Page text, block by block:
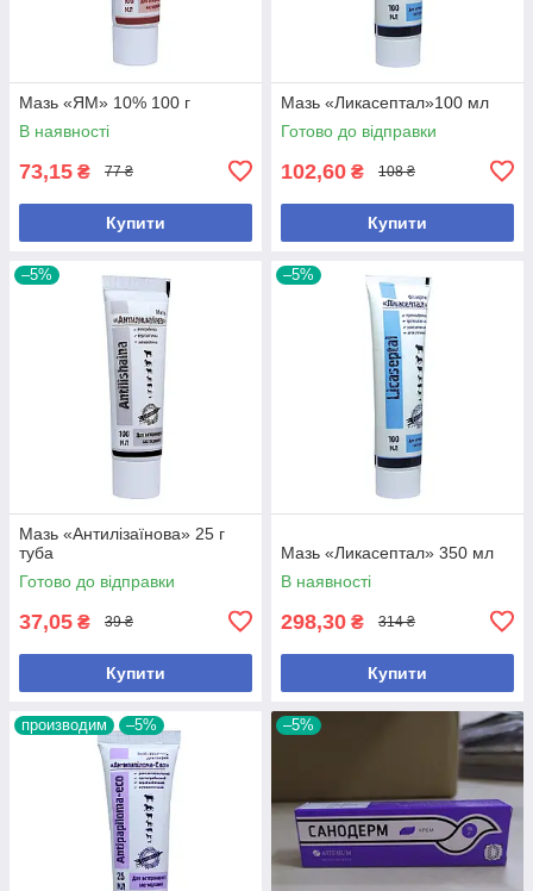
Мазь «ЯМ» 10% 100 г
В наявності
73,15 ₴ 77 ₴
Купити
Мазь «Ликасептал»100 мл
Готово до відправки
102,60 ₴ 108 ₴
Купити
–5%
Мазь «Антилізаїнова» 25 г
туба
Готово до відправки
37,05 ₴ 39 ₴
Купити
–5%
Мазь «Ликасептал» 350 мл
В наявності
298,30 ₴ 314 ₴
Купити
производим –5% –5%